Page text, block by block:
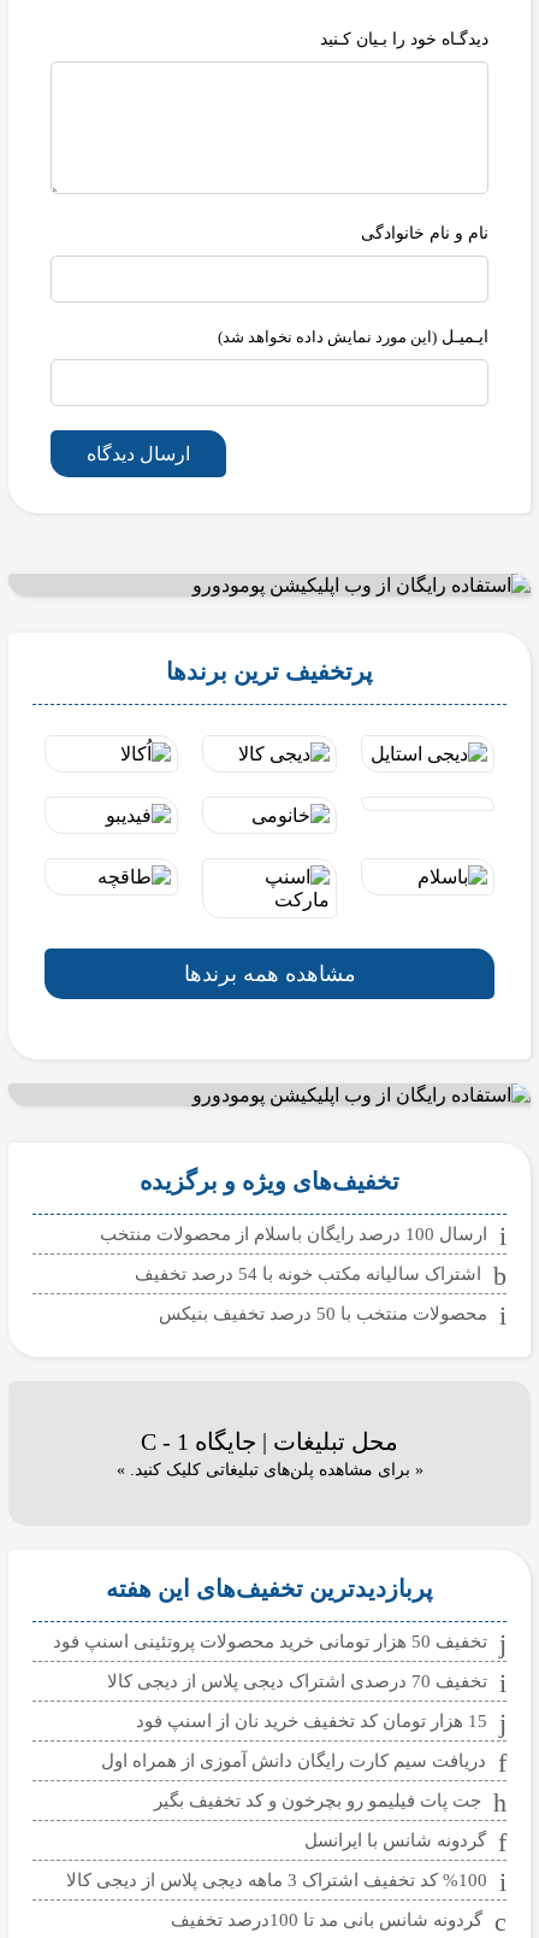
دیدگـاه خود را بـیان کـنید
نام و نام خانوادگی
ایـمیـل (این مورد نمایش داده نخواهد شد)
ارسال دیدگاه
پرتخفیف ترین برندها
مشاهده همه برندها
تخفیف‌های ویژه و برگزیده
ارسال 100 درصد رایگان باسلام از محصولات منتخب
اشتراک سالیانه مکتب خونه با 54 درصد تخفیف
محصولات منتخب با 50 درصد تخفیف بنیکس
محل تبلیغات | جایگاه C - 1
« برای مشاهده پلن‌های تبلیغاتی کلیک کنید. »
پربازدیدترین تخفیف‌های این هفته
تخفیف 50 هزار تومانی خرید محصولات پروتئینی اسنپ فود
تخفیف 70 درصدی اشتراک دیجی پلاس از دیجی کالا
15 هزار تومان کد تخفیف خرید نان از اسنپ فود
دریافت سیم کارت رایگان دانش آموزی از همراه اول
جت پات فیلیمو رو بچرخون و کد تخفیف بگیر
گردونه شانس با ایرانسل
%100 کد تخفیف اشتراک 3 ماهه دیجی پلاس از دیجی کالا
گردونه شانس بانی مد تا 100درصد تخفیف